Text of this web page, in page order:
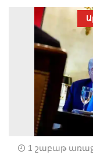
1 շաբաթ